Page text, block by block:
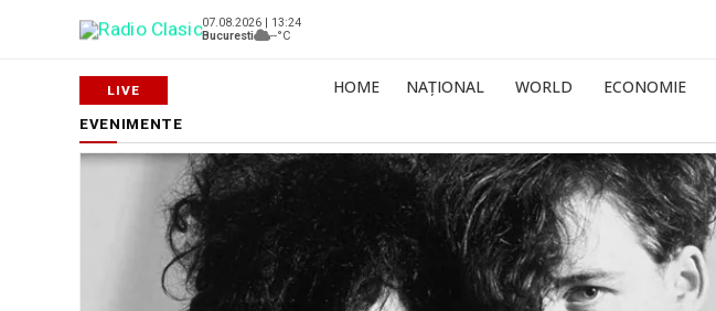
07.08.2026 | 13:24
Bucuresti
--°C
HOME NAȚIONAL WORLD ECONOMIE
EVENIMENTE